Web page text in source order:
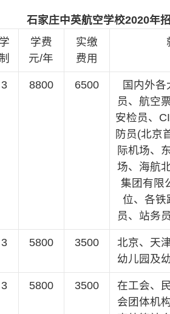
石家庄中英航空学校2020年
学
学费
元/年
实缴
费用
3 8800 6500
国内外
员、航空
安检员、
防员(北京
际机场、
场、海航
集团有限
位、各铁
员、站务
3 5800 3500
北京、天
幼儿园及
3 5800 3500
在工会、
会团体机